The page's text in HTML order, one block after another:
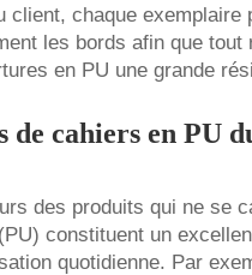
chaque exemplaire
les bords afin que tout
en PU une grande
de cahiers en PU
des produits qui ne se
constituent un
quotidienne. Par